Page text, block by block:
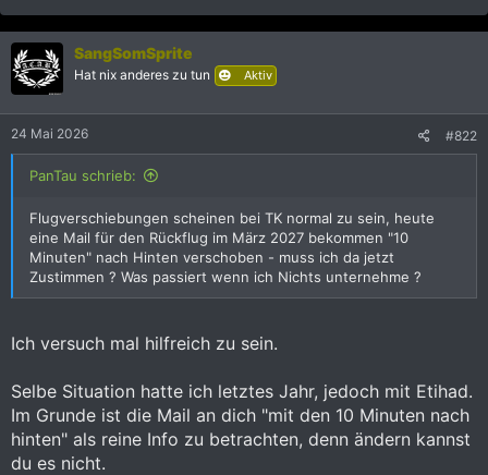
a
k
i
o
n
:
SangSomSprite
Hat nix anderes zu tun Aktiv
24 Mai 2026 #822
PanTau schrieb:
Flugverschiebungen scheinen bei TK normal zu sein, heute
eine Mail für den Rückflug im März 2027 bekommen "10
Minuten" nach Hinten verschoben - muss ich da jetzt
Zustimmen ? Was passiert wenn ich Nichts unternehme ?
Ich versuch mal hilfreich zu sein.
Selbe Situation hatte ich letztes Jahr, jedoch mit Etihad.
Im Grunde ist die Mail an dich "mit den 10 Minuten nach
hinten" als reine Info zu betrachten, denn ändern kannst
du es nicht.